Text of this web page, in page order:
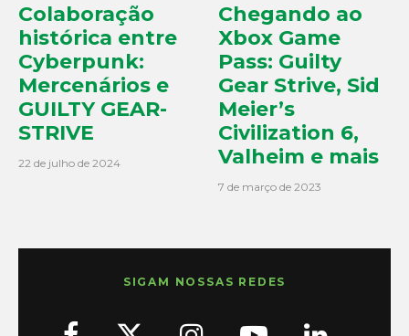
Colaboração
histórica entre
Cyberpunk:
Mercenários e
GUILTY GEAR-
STRIVE
22 de julho de 2024
Chegando ao
Xbox Game
Pass: Guilty
Gear Strive, Sid
Meier’s
Civilization 6,
Valheim e mais
7 de março de 2023
SIGAM NOSSAS REDES